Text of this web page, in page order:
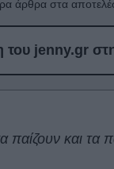
άρθρα στα
του jenny.gr
και τα